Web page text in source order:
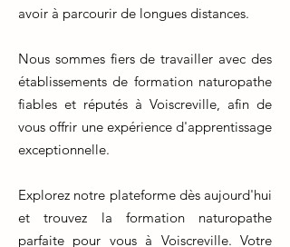
avoir à parcourir de longues distances.
Nous sommes fiers de travailler avec des
établissements de formation naturopathe
fiables et réputés à Voiscreville, afin de
vous offrir une expérience d'apprentissage
exceptionnelle.
Explorez notre plateforme dès aujourd'hui
et trouvez la formation naturopathe
parfaite pour vous à Voiscreville. Votre